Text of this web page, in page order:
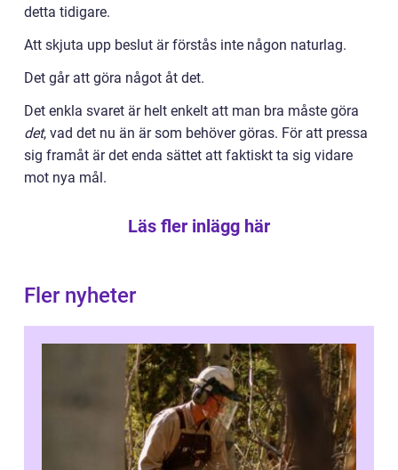
detta tidigare.
Att skjuta upp beslut är förstås inte någon naturlag.
Det går att göra något åt det.
Det enkla svaret är helt enkelt att man bra måste göra
det, vad det nu än är som behöver göras. För att pressa
sig framåt är det enda sättet att faktiskt ta sig vidare
mot nya mål.
Läs fler inlägg här
Fler nyheter